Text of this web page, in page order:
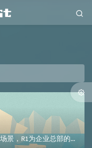
GRE协议基础配置本实验模拟企业网络场景，R1为企业总部的网关设备，并且内部有一台服务器，R3连接着企业分公司网关设备，R2为公网ISP设备。一般情况下，...